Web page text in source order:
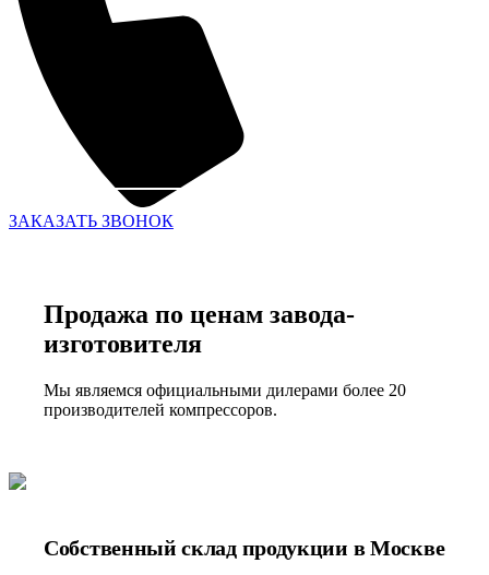
ЗАКАЗАТЬ ЗВОНОК
Продажа по ценам завода-
изготовителя
Мы являемся официальными дилерами более 20
производителей компрессоров.
Собственный склад продукции в Москве